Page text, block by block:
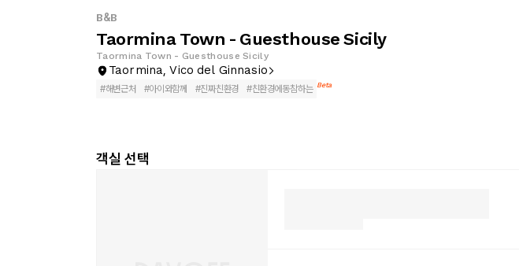
B&B
Taormina Town - Guesthouse Sicily
Taormina Town - Guesthouse Sicily
Taormina, Vico del Ginnasio
#해변근처 #아이와함께 #진짜친환경 #친환경에동참하는 Beta
객실 선택